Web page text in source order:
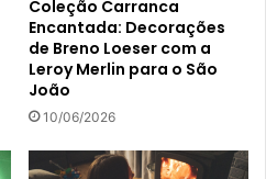
Coleção Carranca
Encantada: Decorações
de Breno Loeser com a
Leroy Merlin para o São
João
10/06/2026